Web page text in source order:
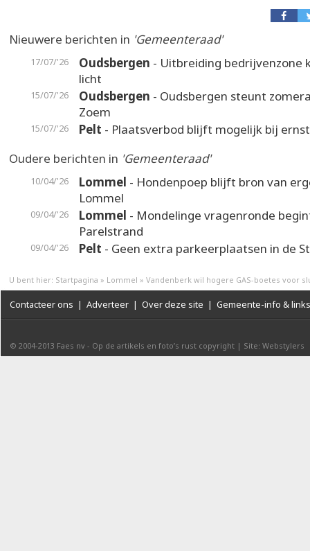
Nieuwere berichten in 'Gemeenteraad'
17/07/'26 Oudsbergen - Uitbreiding bedrijvenzone
licht
15/07/'26 Oudsbergen - Oudsbergen steunt
Zoem
15/07/'26 Pelt - Plaatsverbod blijft mogelijk bij
Oudere berichten in 'Gemeenteraad'
10/04/'26 Lommel - Hondenpoep blijft bron van
Lommel
09/04/'26 Lommel - Mondelinge vragenronde
Parelstrand
09/04/'26 Pelt - Geen extra parkeerplaatsen in de
U bent hier: Startpagina » Lommel » Vandenberk wil hogere GAS-boetes voor
Contacteer ons | Adverteer | Over deze site | Gemeente-info & links
© 2004-2013 Faes nv - Op de artikels en foto’s rust copyright | Site: Webstylers